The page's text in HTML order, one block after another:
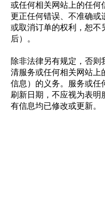
或任何相关网站上的任何
更正任何错误、不准确或
或取消订单的权利，恕不
后）。
除非法律另有规定，否则
清服务或任何相关网站上
信息）的义务。服务或任
刷新日期，不应视为表
有信息均已修改或更新。